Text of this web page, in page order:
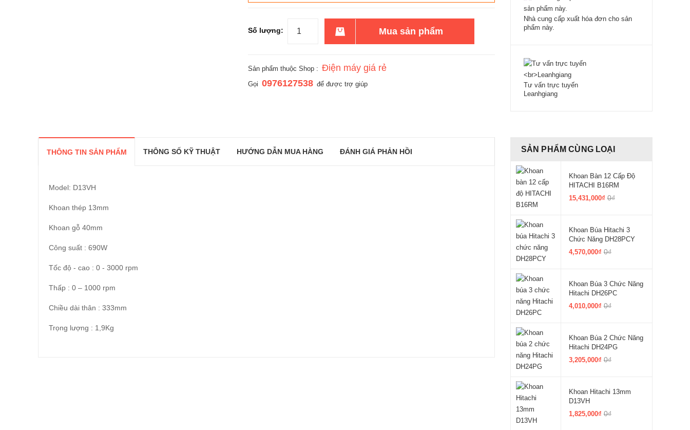
Số lượng: Mua sản phẩm
Sản phẩm thuộc Shop : Điện máy giá rẻ
Gọi 0976127538 để được trợ giúp
Nhà cung cấp xuất hóa đơn cho sản
phẩm này.
Tư vấn trực tuyến
Leanhgiang
THÔNG TIN SẢN PHẨM THÔNG SỐ KỸ THUẬT HƯỚNG DẪN MUA HÀNG ĐÁNH GIÁ PHẢN HỒI
Model: D13VH
Khoan thép 13mm
Khoan gỗ 40mm
Công suất : 690W
Tốc độ - cao : 0 - 3000 rpm
Thấp : 0 – 1000 rpm
Chiều dài thân : 333mm
Trọng lượng : 1,9Kg
SẢN PHẨM CÙNG LOẠI
Khoan Bàn 12 Cấp Độ
HITACHI B16RM
15,431,000₫0₫
Khoan Búa Hitachi 3
Chức Năng DH28PCY
4,570,000₫0₫
Khoan Búa 3 Chức Năng
Hitachi DH26PC
4,010,000₫0₫
Khoan Búa 2 Chức Năng
Hitachi DH24PG
3,205,000₫0₫
Khoan Hitachi 13mm
D13VH
1,825,000₫0₫